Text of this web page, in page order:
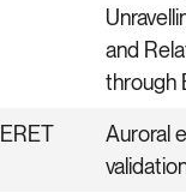
and
through
Auroral